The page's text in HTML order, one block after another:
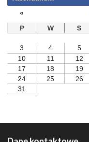
«
P
W S
3
4 5
10
11 12
17
18 19
24
25 26
31